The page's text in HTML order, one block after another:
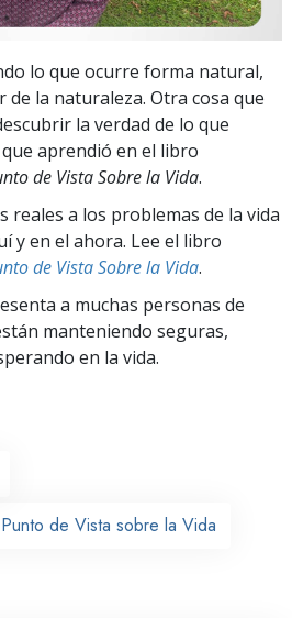
lo que ocurre forma natural,
la naturaleza. Otra cosa que
la verdad de lo que
aprendió en el libro
de Vista Sobre la Vida.
reales a los problemas de la vida
y en el ahora. Lee el libro
de Vista Sobre la Vida.
a muchas personas de
manteniendo seguras,
en la vida.
de Vista sobre la Vida